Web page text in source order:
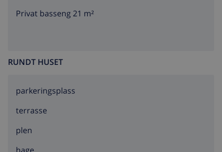
Privat basseng 21 m²
RUNDT HUSET
parkeringsplass
terrasse
plen